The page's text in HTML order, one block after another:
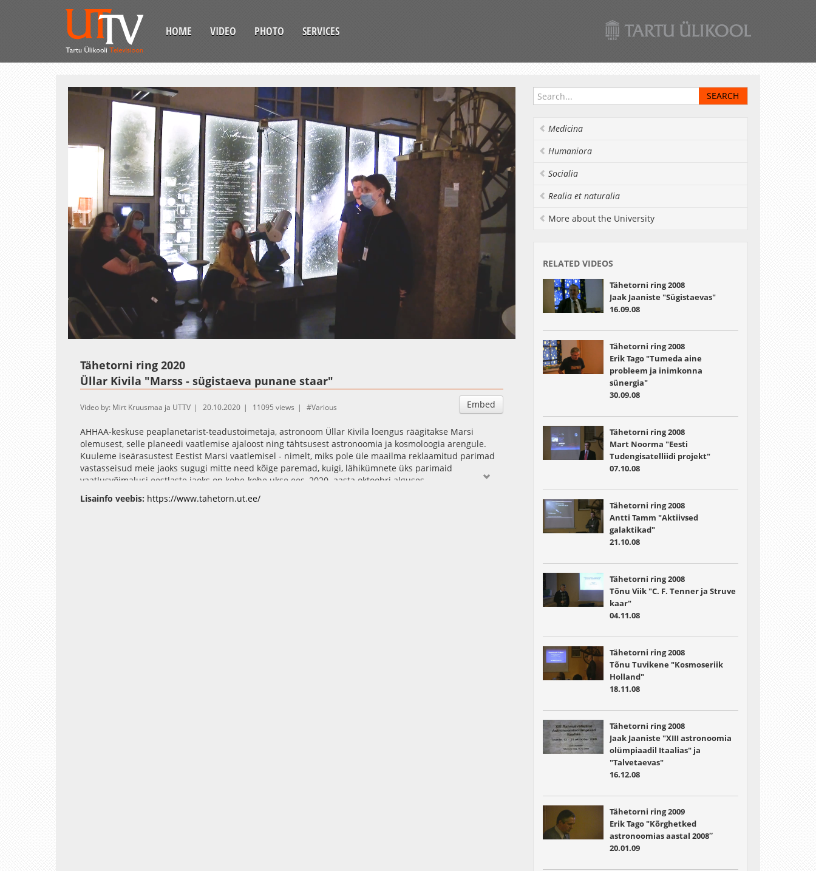
HOME VIDEO PHOTO SERVICES
Tähetorni ring 2020
Üllar Kivila "Marss - sügistaeva punane staar"
Embed
Video by: Mirt Kruusmaa ja UTTV 20.10.2020 11095 views Various
AHHAA-keskuse peaplanetarist-teadustoimetaja, astronoom Üllar Kivila loengus räägitakse Marsi
olemusest, selle planeedi vaatlemise ajaloost ning tähtsusest astronoomia ja kosmoloogia arengule.
Kuuleme iseärasustest Eestist Marsi vaatlemisel - nimelt, miks pole üle maailma reklaamitud parimad
vastasseisud meie jaoks sugugi mitte need kõige paremad, kuigi, lähikümnete üks parimaid
vaatlusvõimalusi eestlaste jaoks on kohe-kohe ukse ees, 2020. aasta oktoobri alguses.
Tähetorni Facebook
Lisainfo veebis: https://www.tahetorn.ut.ee/
Medicina
Humaniora
Socialia
Realia et naturalia
More about the University
RELATED VIDEOS
Tähetorni ring 2008
Jaak Jaaniste "Sügistaevas"
16.09.08
Tähetorni ring 2008
Erik Tago "Tumeda aine
probleem ja inimkonna
sünergia"
30.09.08
Tähetorni ring 2008
Mart Noorma "Eesti
Tudengisatelliidi projekt"
07.10.08
Tähetorni ring 2008
Antti Tamm "Aktiivsed
galaktikad"
21.10.08
Tähetorni ring 2008
Tõnu Viik "C. F. Tenner ja Struve
kaar"
04.11.08
Tähetorni ring 2008
Tõnu Tuvikene "Kosmoseriik
Holland"
18.11.08
Tähetorni ring 2008
Jaak Jaaniste "XIII astronoomia
olümpiaadil Itaalias" ja
"Talvetaevas"
16.12.08
Tähetorni ring 2009
Erik Tago "Kõrghetked
astronoomias aastal 2008″
20.01.09